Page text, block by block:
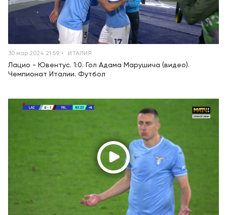
30 мар 2024 21:59 ИТАЛИЯ
Лацио - Ювентус. 1:0. Гол Адама Марушича (видео).
Чемпионат Италии. Футбол